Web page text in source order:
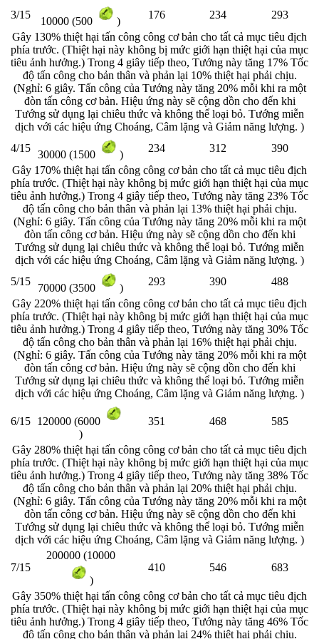
3/15
10000 (500 )
176 234
293
Gây 130% thiệt hại tấn công công cơ bản cho tất cả mục tiêu địch
phía trước. (Thiệt hại này không bị mức giới hạn thiệt hại của mục
tiêu ảnh hưởng.) Trong 4 giây tiếp theo, Tướng này tăng 17% Tốc
độ tấn công cho bản thân và phản lại 10% thiệt hại phải chịu.
(Nghỉ: 6 giây. Tấn công của Tướng này tăng 20% mỗi khi ra một
đòn tấn công cơ bản. Hiệu ứng này sẽ cộng dồn cho đến khi
Tướng sử dụng lại chiêu thức và không thể loại bỏ. Tướng miễn
dịch với các hiệu ứng Choáng, Câm lặng và Giảm năng lượng. )
4/15
30000 (1500 )
234 312
390
Gây 170% thiệt hại tấn công công cơ bản cho tất cả mục tiêu địch
phía trước. (Thiệt hại này không bị mức giới hạn thiệt hại của mục
tiêu ảnh hưởng.) Trong 4 giây tiếp theo, Tướng này tăng 23% Tốc
độ tấn công cho bản thân và phản lại 13% thiệt hại phải chịu.
(Nghỉ: 6 giây. Tấn công của Tướng này tăng 20% mỗi khi ra một
đòn tấn công cơ bản. Hiệu ứng này sẽ cộng dồn cho đến khi
Tướng sử dụng lại chiêu thức và không thể loại bỏ. Tướng miễn
dịch với các hiệu ứng Choáng, Câm lặng và Giảm năng lượng. )
5/15
70000 (3500 )
293 390
488
Gây 220% thiệt hại tấn công công cơ bản cho tất cả mục tiêu địch
phía trước. (Thiệt hại này không bị mức giới hạn thiệt hại của mục
tiêu ảnh hưởng.) Trong 4 giây tiếp theo, Tướng này tăng 30% Tốc
độ tấn công cho bản thân và phản lại 16% thiệt hại phải chịu.
(Nghỉ: 6 giây. Tấn công của Tướng này tăng 20% mỗi khi ra một
đòn tấn công cơ bản. Hiệu ứng này sẽ cộng dồn cho đến khi
Tướng sử dụng lại chiêu thức và không thể loại bỏ. Tướng miễn
dịch với các hiệu ứng Choáng, Câm lặng và Giảm năng lượng. )
6/15 120000 (6000
)
351 468 585
Gây 280% thiệt hại tấn công công cơ bản cho tất cả mục tiêu địch
phía trước. (Thiệt hại này không bị mức giới hạn thiệt hại của mục
tiêu ảnh hưởng.) Trong 4 giây tiếp theo, Tướng này tăng 38% Tốc
độ tấn công cho bản thân và phản lại 20% thiệt hại phải chịu.
(Nghỉ: 6 giây. Tấn công của Tướng này tăng 20% mỗi khi ra một
đòn tấn công cơ bản. Hiệu ứng này sẽ cộng dồn cho đến khi
Tướng sử dụng lại chiêu thức và không thể loại bỏ. Tướng miễn
dịch với các hiệu ứng Choáng, Câm lặng và Giảm năng lượng. )
7/15
200000 (10000
)
410 546 683
Gây 350% thiệt hại tấn công công cơ bản cho tất cả mục tiêu địch
phía trước. (Thiệt hại này không bị mức giới hạn thiệt hại của mục
tiêu ảnh hưởng.) Trong 4 giây tiếp theo, Tướng này tăng 46% Tốc
độ tấn công cho bản thân và phản lại 24% thiệt hại phải chịu.